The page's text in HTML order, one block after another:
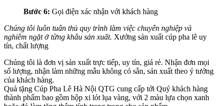
Bước 6: Gọi điện xác nhận với khách hàng
Chúng tôi luôn tuân thủ quy trình làm việc chuyên nghiệp và
nghiêm ngặt ở từng khâu sản xuất. Xưởng sản xuất cúp pha lê uy
tín, chất lượng
Chúng tôi là đơn vị sản xuất trực tiếp, uy tín, giá rẻ. Nhận đơn mọi
số lượng, nhận làm những mẫu không có sẵn, sản xuất theo ý tưởng
của khách hàng.
Quà tặng Cúp Pha Lê Hà Nội QTG cung cấp tới Quý khách hàng
thành phẩm bao gồm hộp xi lót lụa vàng, với 2 màu lựa chọn xanh